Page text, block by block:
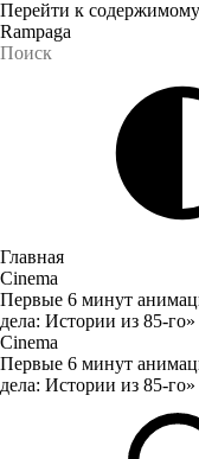
Перейти к содержимому
Rampaga
Главная
Cinema
Первые 6 минут
дела: Истории из 85-го»
Cinema
Первые 6 минут
дела: Истории из 85-го»